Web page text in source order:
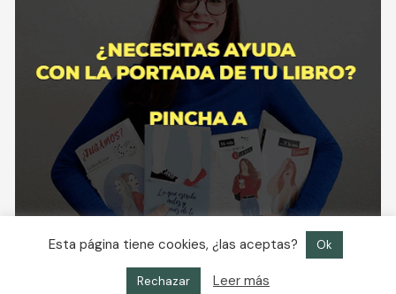
Esta página tiene cookies, ¿las aceptas? Ok
Rechazar Leer más